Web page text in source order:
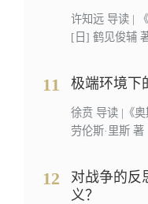
许知远 导读 |
[日] 鹤见俊辅
11 极端环境下
徐贲 导读 |《
劳伦斯·里斯 著
12
对战争的反
义？